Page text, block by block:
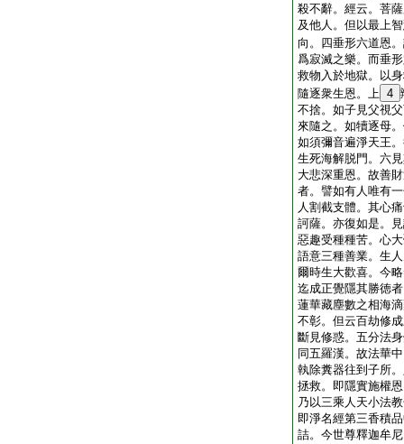
殺不辭。經云。菩
及他人。但以最上
向。四垂形六道恩
爲寂滅之樂。而垂
救物入於地獄。以
隨逐衆生恩。上 4
不捨。如子見父視
來隨之。如犢逐母
如須彌音遍淨天王
生死海解脱門。六
大悲深重恩。故善
者。譬如有人唯有
人割截支體。其心
訶薩。亦復如是。
惡趣受種種苦。心
語意三種善業。生
爾時生大歡喜。今
迄成正覺隱其勝徳
蓮華藏塵數之相海
不彰。但云百劫修
斷見修惑。五分法
同五羅漢。故法華
執除糞器往到子所
拯救。即隱實施權
乃以三乘人天小法
即淨名經第三香積
詰。今世尊釋迦牟